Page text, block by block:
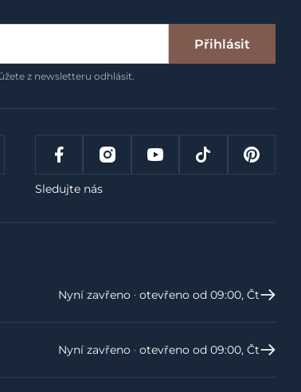
Přihlásit
z newsletteru odhlásit.
Sledujte nás
Nyní zavřeno ‧ otevřeno od 09:00, Čt
Nyní zavřeno ‧ otevřeno od 09:00, Čt